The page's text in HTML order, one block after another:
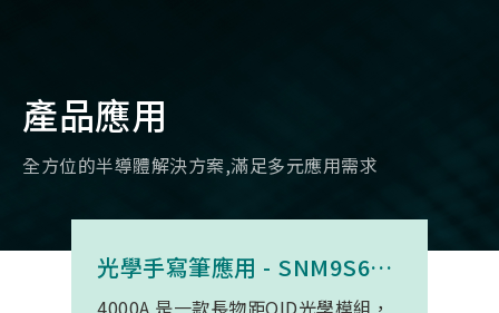
產品應用
全方位的半導體解決方案,滿足多元應用需求
光學手寫筆應用 - SNM9S6100BC4000A
4000A 是一款長物距OID光學模組，